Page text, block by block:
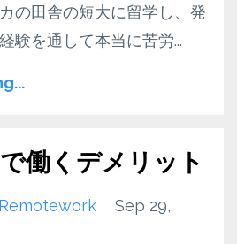
の田舎の短大に留学し、発
験を通して本当に苦労...
働くデメリット
Remotework
Sep 29,